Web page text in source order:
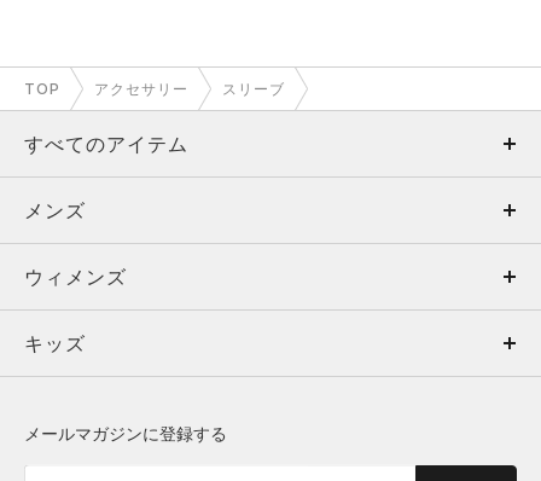
TOP アクセサリー スリーブ
すべてのアイテム
メンズ
ウィメンズ
キッズ
メンズ
トップス
ボトムス
ウィメンズ
トップス
キッズ
メールマガジンに登録する